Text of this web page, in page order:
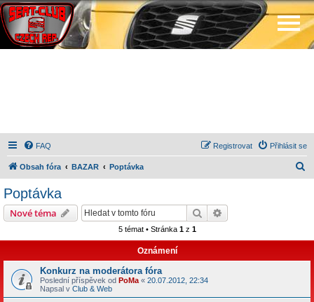
FAQ Přihlásit se
Registrovat
Obsah fóra BAZAR Poptávka
Poptávka
Nové téma Hledat
5 témat • Stránka 1z 1
Oznámení
Konkurz na moderátora fóra
Poslední příspěvek od PoMa « 20.07.2012, 22:34
Napsal v Club & Web